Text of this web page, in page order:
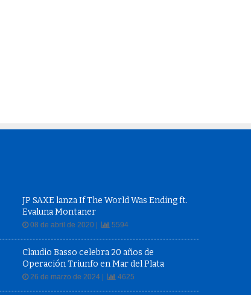
JP SAXE lanza If The World Was Ending ft.
Evaluna Montaner
08 de abril de 2020 | 5594
Claudio Basso celebra 20 años de
Operación Triunfo en Mar del Plata
26 de marzo de 2024 | 4625